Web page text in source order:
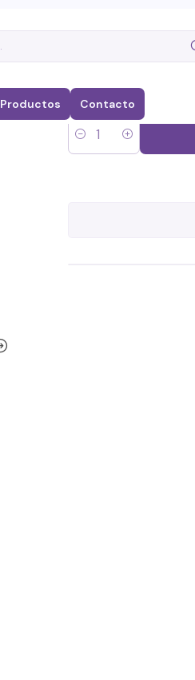
Productos Contacto
Cantidad